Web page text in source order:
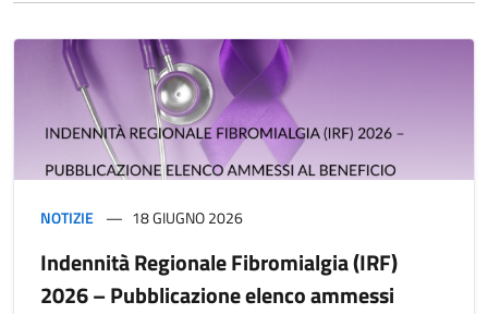
NOTIZIE 18 GIUGNO 2026
Indennità Regionale Fibromialgia (IRF)
2026 – Pubblicazione elenco ammessi